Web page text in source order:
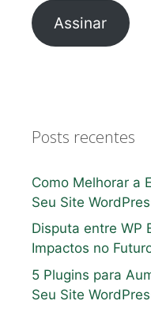
mail
Assinar
Posts recentes
Como Melhorar a
Seu Site
Disputa entre WP
Impactos no
5 Plugins para
Seu Site